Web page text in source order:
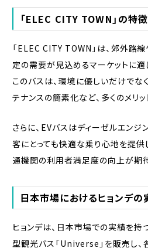
「ELEC CITY TOWN」の特徴
「ELEC CITY TOWN」は、郊外路
定の需要が見込めるマーケットに適
このバスは、環境に優しいだけでな
テナンスの簡素化など、多くのメリッ
さらに、EVバスはディーゼルエンジ
客にとっても快適な乗り心地を提供
通機関の利用者満足度の向上が期
日本市場におけるヒョンデの
ヒョンデは、日本市場での実績を
型観光バス「Universe」を販売し